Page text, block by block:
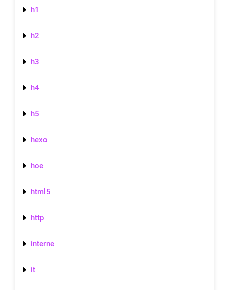
h1
h2
h3
h4
h5
hexo
hoe
html5
http
interne
it